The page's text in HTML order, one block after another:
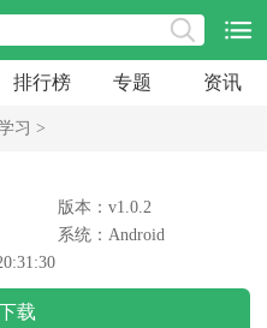
排行榜 专题 资讯
习 >
版本：v1.0.2
系统：Android
载